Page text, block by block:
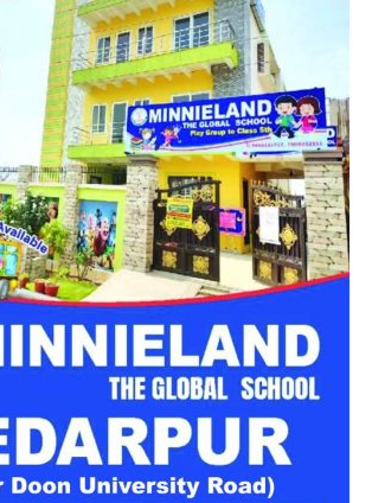
बाल विकास विभाग की ओर से इसके लिए ‘आलंबन
योजना तैयार की जा रही है। इस योजना का उद्देश्य
वाली महिलाओं और बच्चों को सुरक्षित माहौल के साथ-
और स्वतंत्रता देना है।
रहा ‘आलंबन गांव’
बाल विकास विभागके निदेशक आईएएस बंशीलाल
निकेतन में आने वाली कई महिलाएं और बच्चे खुद को
जैसी जगह पर महसूस करते हैं। यही वजह है कि
निकलने या भागने की कोशिश तक करने लगते हैं।
में रखते हुए विभाग अब ऐसा इंफ्रास्ट्रक्चर तैयार
कर रहा है, जहां रहने वाले लोगों को संस्थागत माहौल
वातावरण मिल सके।